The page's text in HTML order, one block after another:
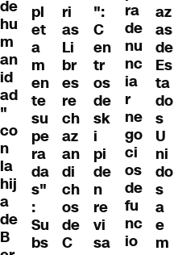
de
hu
m
an
id
ad
"
co
n
la
hij
a
de
B
pl
et
a
m
en
te
su
pe
ra
da
s"
:
Su
bs
ri
as
Li
br
es
re
ch
az
an
di
ch
os
de
C
":
C
en
tr
os
de
sk
i
pi
de
n
re
vi
sa
ra
de
nu
nc
ia
r
ne
go
ci
os
de
fu
nc
io
az
as
de
Es
ta
do
s
U
ni
do
s
a
e
m